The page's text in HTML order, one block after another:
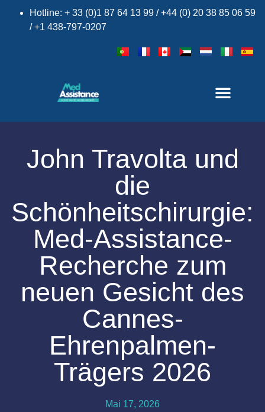
Hotline: + 33 (0)1 87 64 13 99 / +44 (0) 20 38 85 06 59
/ +1 438-797-0207
John Travolta und
die
Schönheitschirurgie:
Med-Assistance-
Recherche zum
neuen Gesicht des
Cannes-
Ehrenpalmen-
Trägers 2026
Mai 17, 2026